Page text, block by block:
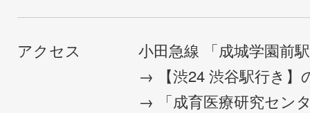
アクセス
小田急線 「成城学園前
→ 【渋24 渋谷駅行き】
→ 「成育医療研究セン